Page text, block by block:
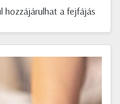
hozzájárulhat a fejfájás